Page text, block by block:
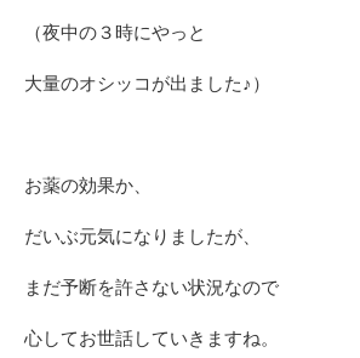
（夜中の３時にやっと
大量のオシッコが出ました♪）
お薬の効果か、
だいぶ元気になりましたが、
まだ予断を許さない状況なので
心してお世話していきますね。